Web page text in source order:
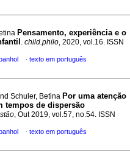
Pensamento, experiência e o
. child.philo, 2020, vol.16. ISSN
· texto em português
Schuler, Betina Por uma atenção
tempos de dispersão
, Out 2019, vol.57, no.54. ISSN
· texto em português